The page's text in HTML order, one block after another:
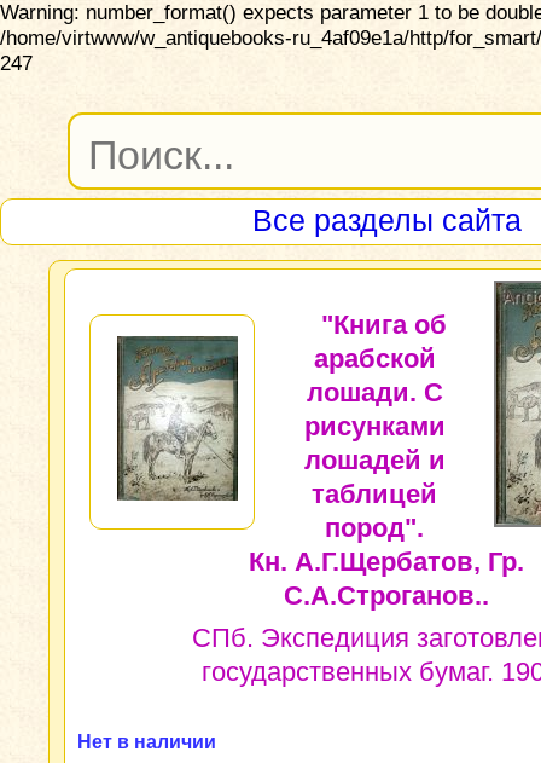
Warning: number_format() expects parameter 1 to be
/home/virtwww/w_antiquebooks-ru_4af09e1a/http/
247
Все разделы сайта
"Книга об
арабской
лошади. С
рисунками
лошадей и
таблицей
пород".
Кн. А.Г.Щербатов, Гр.
С.А.Строганов..
СПб. Экспедиция
государственных бумаг.
Нет в наличии